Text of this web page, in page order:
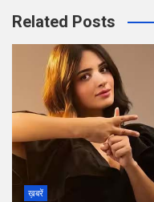
Related Posts
ख़बरें